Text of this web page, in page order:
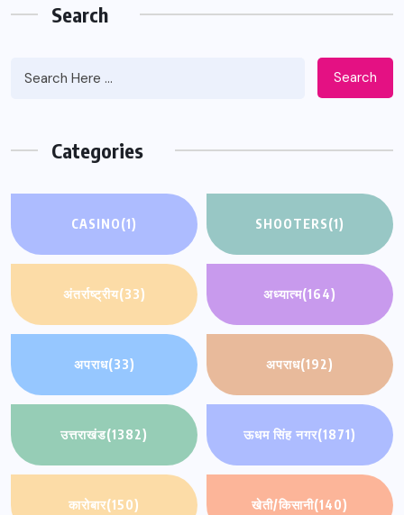
Search
Search
Categories
CASINO(1) SHOOTERS(1)
अंतर्राष्ट्रीय(33) अध्यात्म(164)
अपराध(33) अपराध(192)
उत्तराखंड(1382) ऊधम सिंह नगर(1871)
कारोबार(150) खेती/किसानी(140)